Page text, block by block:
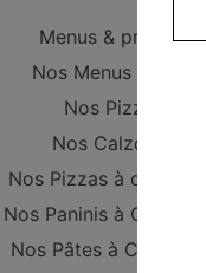
Menus & promos
Nos Menus Enfant
Nos Pizzas
Nos Calzones
Nos Pizzas à
Nos Paninis à
Nos Pâtes à Composer